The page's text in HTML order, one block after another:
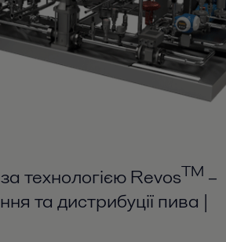
технологією RevosTM –
та дистрибуції пива |